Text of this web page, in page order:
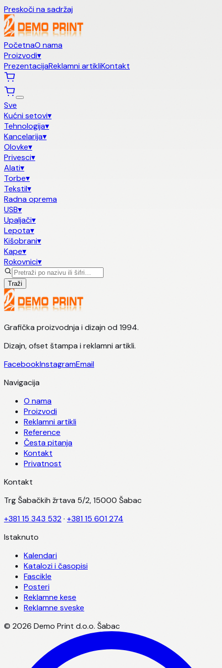
Preskoči na sadržaj
PočetnaO nama
Proizvodi▾
PrezentacijaReklamni artikliKontakt
Sve
Kućni setovi▾
Tehnologija▾
Kancelarija▾
Olovke▾
Privesci▾
Alati▾
Torbe▾
Tekstil▾
Radna oprema
USB▾
Upaljači▾
Lepota▾
Kišobrani▾
Kape▾
Rokovnici▾
Traži
Grafička proizvodnja i dizajn od 1994.
Dizajn, ofset štampa i reklamni artikli.
FacebookInstagramEmail
Navigacija
O nama
Proizvodi
Reklamni artikli
Reference
Česta pitanja
Kontakt
Privatnost
Kontakt
Trg Šabačkih žrtava 5/2, 15000 Šabac
+381 15 343 532· +381 15 601 274
Istaknuto
Kalendari
Katalozi i časopisi
Fascikle
Posteri
Reklamne kese
Reklamne sveske
© 2026 Demo Print d.o.o. Šabac